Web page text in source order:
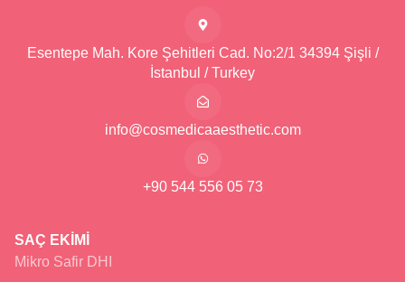
Esentepe Mah. Kore Şehitleri Cad. No:2/1 34394 Şişli /
İstanbul / Turkey
info@cosmedicaaesthetic.com
+90 544 556 05 73
SAÇ EKİMİ
Mikro Safir DHI